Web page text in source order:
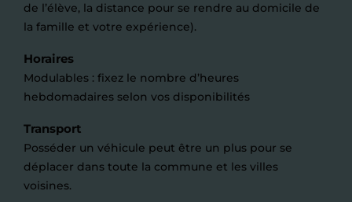
de l’élève, la distance pour se rendre au domicile de
la famille et votre expérience).
Horaires
Modulables : fixez le nombre d’heures
hebdomadaires selon vos disponibilités
Transport
Posséder un véhicule peut être un plus pour se
déplacer dans toute la commune et les villes
voisines.